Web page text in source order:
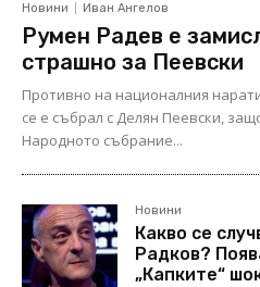
Новини Иван Ангелов
Румен Радев е
страшно за Пеевски
Противно на националния
се е събрал с Делян Пеевски,
Народното събрание...
Новини
Какво се
Радков?
„Капките“